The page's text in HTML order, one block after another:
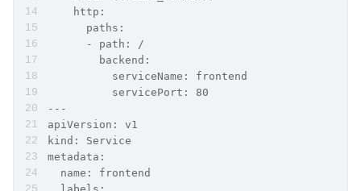
    http:
      paths:
      - path: /
        backend:
          serviceName: frontend
          servicePort: 80
---
apiVersion: v1
kind: Service
metadata:
  name: frontend